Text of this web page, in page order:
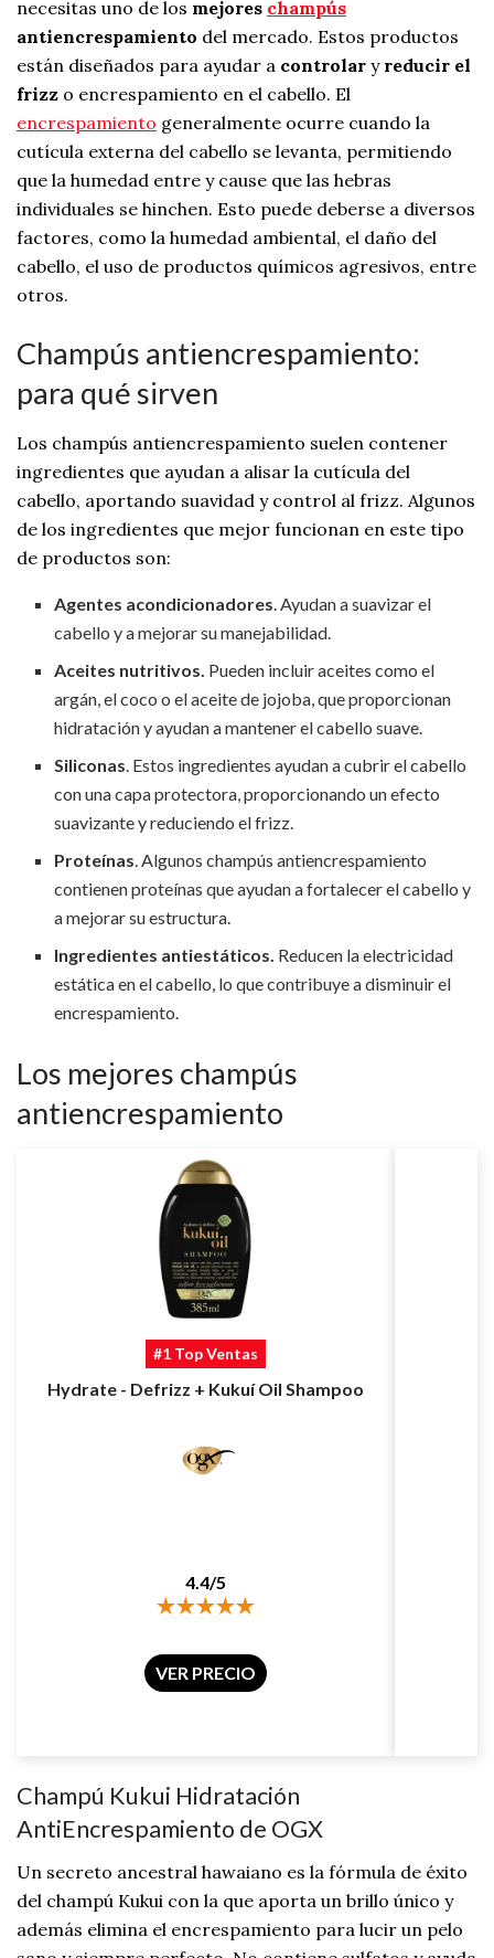
necesitas uno de los mejores champús
antiencrespamiento del mercado. Estos productos
están diseñados para ayudar a controlar y reducir el
frizz o encrespamiento en el cabello. El
encrespamiento generalmente ocurre cuando la
cutícula externa del cabello se levanta, permitiendo
que la humedad entre y cause que las hebras
individuales se hinchen. Esto puede deberse a diversos
factores, como la humedad ambiental, el daño del
cabello, el uso de productos químicos agresivos, entre
otros.
Champús antiencrespamiento:
para qué sirven
Los champús antiencrespamiento suelen contener
ingredientes que ayudan a alisar la cutícula del
cabello, aportando suavidad y control al frizz. Algunos
de los ingredientes que mejor funcionan en este tipo
de productos son:
Agentes acondicionadores. Ayudan a suavizar el
cabello y a mejorar su manejabilidad.
Aceites nutritivos. Pueden incluir aceites como el
argán, el coco o el aceite de jojoba, que proporcionan
hidratación y ayudan a mantener el cabello suave.
Siliconas. Estos ingredientes ayudan a cubrir el cabello
con una capa protectora, proporcionando un efecto
suavizante y reduciendo el frizz.
Proteínas. Algunos champús antiencrespamiento
contienen proteínas que ayudan a fortalecer el cabello y
a mejorar su estructura.
Ingredientes antiestáticos. Reducen la electricidad
estática en el cabello, lo que contribuye a disminuir el
encrespamiento.
Los mejores champús
antiencrespamiento
#1 Top Ventas
Hydrate - Defrizz + Kukuí Oil Shampoo
4.4/5
VER PRECIO
Champú Kukui Hidratación
AntiEncrespamiento de OGX
Un secreto ancestral hawaiano es la fórmula de éxito
del champú Kukui con la que aporta un brillo único y
además elimina el encrespamiento para lucir un pelo